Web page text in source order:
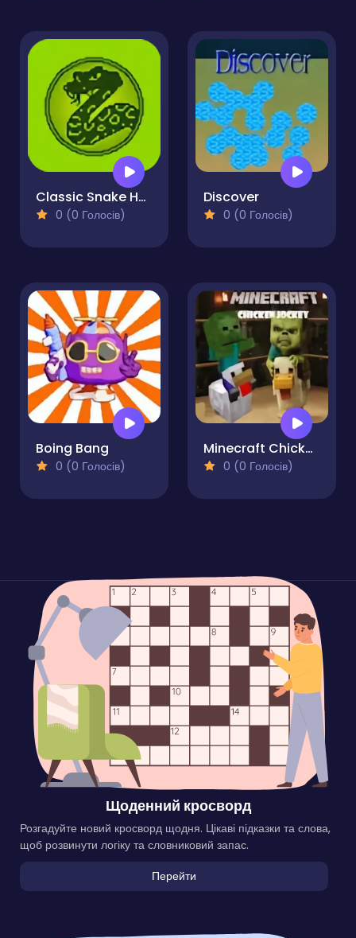
Classic Snake HTML5
0 (0 Голосів)
Discover
0 (0 Голосів)
Boing Bang
0 (0 Голосів)
Minecraft Chicken Jockey
0 (0 Голосів)
Щоденний кросворд
Розгадуйте новий кросворд щодня. Цікаві підказки та слова,
щоб розвинути логіку та словниковий запас.
Перейти